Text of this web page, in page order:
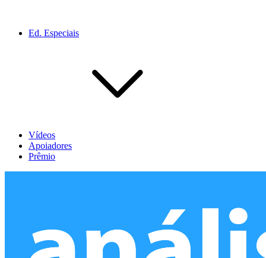
Ed. Especiais
Vídeos
Apoiadores
Prêmio